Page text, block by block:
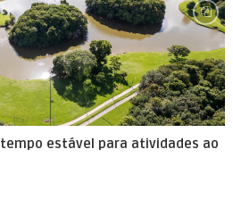
estável para atividades ao